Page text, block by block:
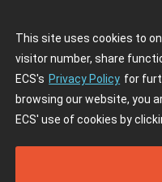
This site uses cookies to
visitor number, share
ECS's Privacy Policy for
browsing our website, you
ECS' use of cookies by